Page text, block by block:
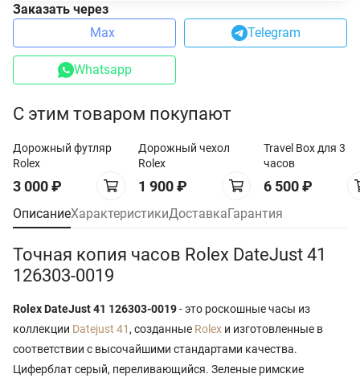
Заказать через
Max
Telegram
Whatsapp
С этим товаром покупают
Дорожный футляр
Rolex
3 000₽
Дорожный чехол
Rolex
1 900₽
Travel Box для 3
часов
6 500₽
ОписаниеХарактеристикиДоставка Гарантия
Точная копия часов Rolex DateJust 41
126303-0019
Rolex DateJust 41 126303-0019- это роскошные часы из
коллекции Datejust 41, созданные Rolex и изготовленные в
соответствии с высочайшими стандартами качества.
Циферблат серый, переливающийся. Зеленые римские